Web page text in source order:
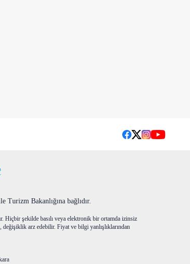
Bakanlığına bağlıdır.
Hiçbir şekilde basılı veya elektronik bir ortamda izinsiz
arz edebilir. Fiyat ve bilgi yanlışlıklarından